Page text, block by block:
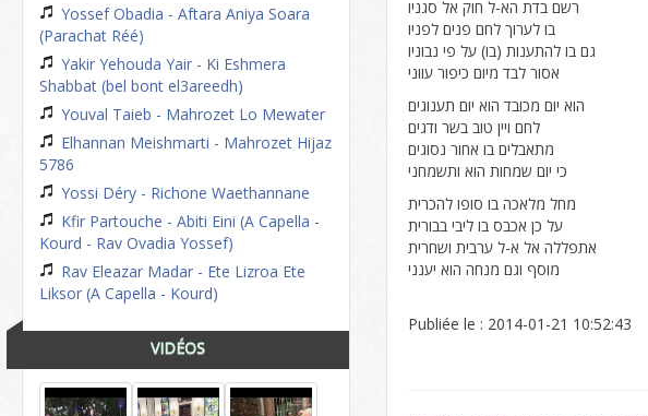
Yossef Obadia - Aftara Aniya Soara
(Parachat Réé)
Yakir Yehouda Yair - Ki Eshmera
Shabbat (bel bont el3areedh)
Youval Taieb - Mahrozet Lo Mewater
Elhannan Meishmarti - Mahrozet Hijaz
5786
Yossi Déry - Richone Waethannane
Kfir Partouche - Abiti Eini (A Capella -
Kourd - Rav Ovadia Yossef)
Rav Eleazar Madar - Ete Lizroa Ete
Liksor (A Capella - Kourd)
VIDÉOS
רשם בדת הא-ל חוק אל סגניו
בו לערוך לחם פנים לפניו
גם בו להתענות (בו) על פי נבוניו
אסור לבד מיום כיפור עווני
הוא יום מכובד הוא יום תענוגים
לחם ויין טוב בשר ודגים
מתאבלים בו אחור נסוגים
כי יום שמחות הוא ותשמחני
מחל מלאכה בו סופו להכרית
על כן אכבס בו ליבי בבורית
אתפללה אל א-ל ערבית ושחרית
מוסף וגם מנחה הוא יענני
Publiée le : 2014-01-21 10:52:43